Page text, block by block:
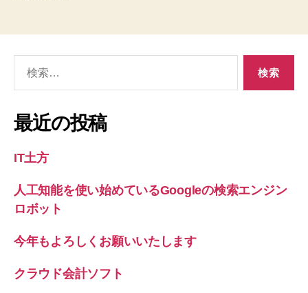
象:
最近の投稿
IT土方
人工知能を使い始めているGoogleの検索エンジン
ロボット
今年もよろしくお願いいたします
クラウド会計ソフト